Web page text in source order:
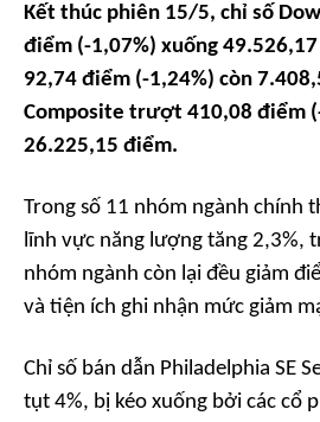
Kết thúc phiên 15/5, chỉ số
điểm (-1,07%) xuống
92,74 điểm (-1,24%) còn
Composite trượt 410,08 điểm
26.225,15 điểm.
Trong số 11 nhóm ngành chính
lĩnh vực năng lượng tăng 2,3%,
nhóm ngành còn lại đều giảm
và tiện ích ghi nhận mức giảm
Chỉ số bán dẫn Philadelphia SE
tụt 4%, bị kéo xuống bởi các cổ